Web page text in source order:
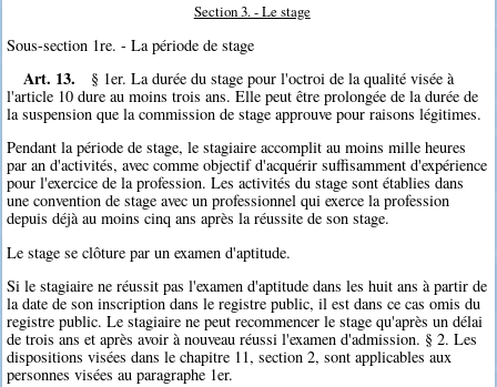
Section 3. - Le stage
Sous-section 1re. - La période de stage
Art. 13.
§ 1er. La durée du stage pour l'octroi de la qualité visée à
l'article 10 dure au moins trois ans. Elle peut être prolongée de la durée de
la suspension que la commission de stage approuve pour raisons légitimes.
Pendant la période de stage, le stagiaire accomplit au moins mille heures
par an d'activités, avec comme objectif d'acquérir suffisamment d'expérience
pour l'exercice de la profession. Les activités du stage sont établies dans
une convention de stage avec un professionnel qui exerce la profession
depuis déjà au moins cinq ans après la réussite de son stage.
Le stage se clôture par un examen d'aptitude.
Si le stagiaire ne réussit pas l'examen d'aptitude dans les huit ans à partir de
la date de son inscription dans le registre public, il est dans ce cas omis du
registre public. Le stagiaire ne peut recommencer le stage qu'après un délai
de trois ans et après avoir à nouveau réussi l'examen d'admission. § 2. Les
dispositions visées dans le chapitre 11, section 2, sont applicables aux
personnes visées au paragraphe 1er.